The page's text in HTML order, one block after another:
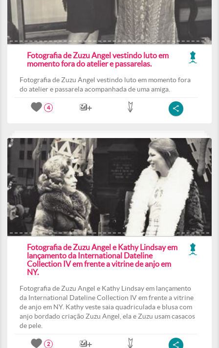
Fotografia de Zuzu Angel vestindo luto em
momento fora do atelier e passarelas.
Fotografia de Zuzu Angel vestindo luto em momento fora
do atelier e passarela acompanhada de uma amiga.
4
Fotografia de Zuzu Angel e Kathy Lindsay em
lançamento da International Dateline
Collection IV em frente a vitrine de anjo em
NY.
Fotografia de Zuzu Angel e Kathy Lindsay em lançamento
da International Dateline Collection IV em frente a vitrine
de anjo em NY. Kathy veste saia quadriculada e blusa com
anjo bordado criação Zuzu Angel, ela e Zuzu usam casacos
de pele.
2